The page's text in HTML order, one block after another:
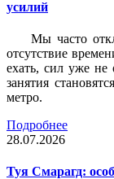
усилий
Мы часто
отсутствие
ехать, сил уже не
занятия
метро.
Подробнее
28.07.2026
Туя Смарагд: